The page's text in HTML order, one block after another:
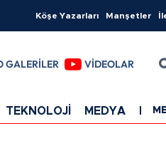
Köşe Yazarları Manşetler
GALERİLER VİDEOLAR
TEKNOLOJİ MEDYA